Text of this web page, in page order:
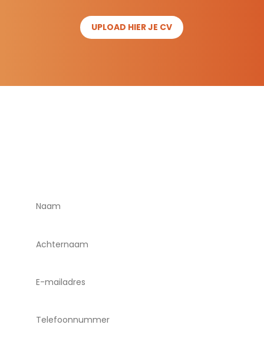
UPLOAD HIER JE CV